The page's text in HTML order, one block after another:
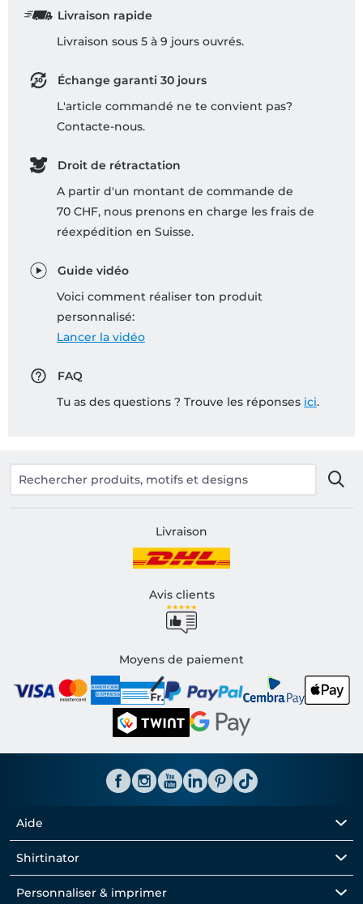
Livraison rapide
Livraison sous 5 à 9 jours ouvrés.
Échange garanti 30 jours
L'article commandé ne te convient pas?
Contacte-nous.
Droit de rétractation
A partir d'un montant de commande de
70 CHF, nous prenons en charge les frais de
réexpédition en Suisse.
Guide vidéo
Voici comment réaliser ton produit
personnalisé:
Lancer la vidéo
FAQ
Tu as des questions ? Trouve les réponses ici.
Livraison
Avis clients
Moyens de paiement
Aide
Shirtinator
Personnaliser & imprimer